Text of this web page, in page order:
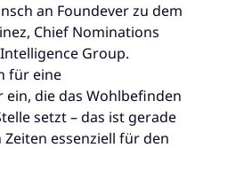
an Foundever zu dem
Chief Nominations
Group.
für eine
die das Wohlbefinden
setzt – das ist gerade
essenziell für den